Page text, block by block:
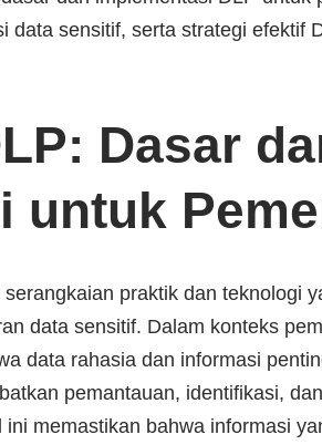
data sensitif, serta strategi efektif
Dasar
untuk
praktik dan teknologi
data sensitif. Dalam konteks
data rahasia dan informasi
pemantauan, identifikasi,
memastikan bahwa informasi